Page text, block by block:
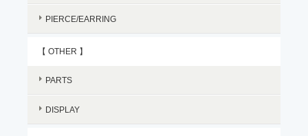
PIERCE/EARRING
【 OTHER 】
PARTS
DISPLAY